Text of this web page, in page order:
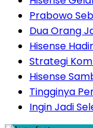
Prabowo
Dua Orang
Hisense
Strategi
Hisense
Tingginya
Ingin Jadi